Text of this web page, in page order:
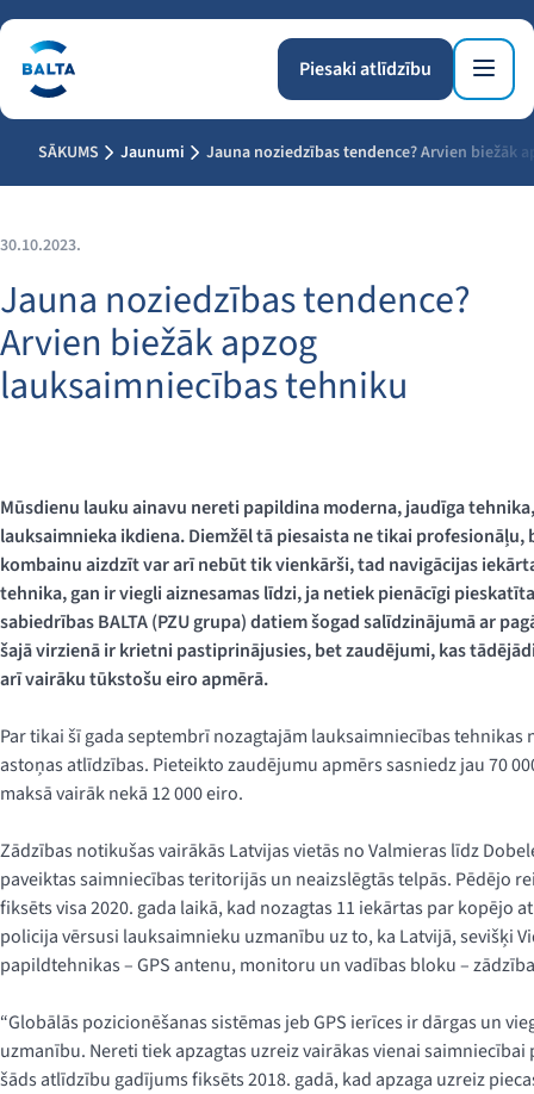
Piesaki atlīdzību
SĀKUMS Jaunumi Jauna noziedzības tendence? Arvien biežāk
30.10.2023.
Jauna noziedzības tendence?
Arvien biežāk apzog
lauksaimniecības tehniku
Mūsdienu lauku ainavu nereti papildina moderna, jaudīga
lauksaimnieka ikdiena. Diemžēl tā piesaista ne tikai profesionāļu,
kombainu aizdzīt var arī nebūt tik vienkārši, tad navigācijas
tehnika, gan ir viegli aiznesamas līdzi, ja netiek pienācīgi
sabiedrības BALTA (PZU grupa) datiem šogad salīdzinājumā ar
šajā virzienā ir krietni pastiprinājusies, bet zaudējumi, kas
arī vairāku tūkstošu eiro apmērā.
Par tikai šī gada septembrī nozagtajām lauksaimniecības tehnikas
astoņas atlīdzības. Pieteikto zaudējumu apmērs sasniedz jau 70
maksā vairāk nekā 12 000 eiro.
Zādzības notikušas vairākās Latvijas vietās no Valmieras līdz
paveiktas saimniecības teritorijās un neaizslēgtās telpās. Pēdējo
fiksēts visa 2020. gada laikā, kad nozagtas 11 iekārtas par kopējo
policija vērsusi lauksaimnieku uzmanību uz to, ka Latvijā, sevišķi
papildtehnikas – GPS antenu, monitoru un vadības bloku –
“Globālās pozicionēšanas sistēmas jeb GPS ierīces ir dārgas un
uzmanību. Nereti tiek apzagtas uzreiz vairākas vienai
šāds atlīdzību gadījums fiksēts 2018. gadā, kad apzaga uzreiz